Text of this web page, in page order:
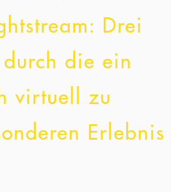
Drei
durch die ein
virtuell zu
Erlebnis